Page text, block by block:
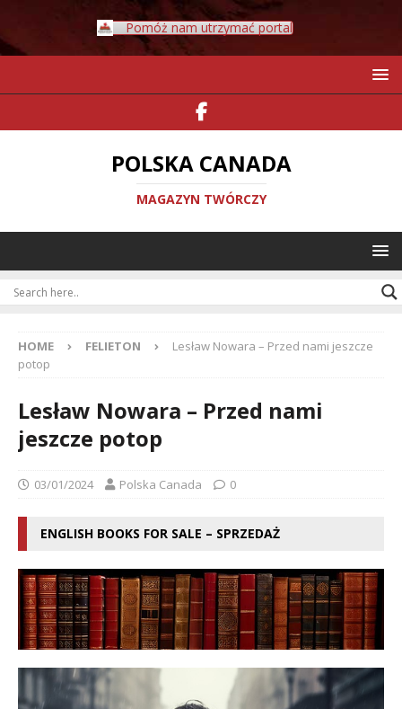
Pomóż nam utrzymać portal
POLSKA CANADA
MAGAZYN TWÓRCZY
HOME FELIETON
Lesław Nowara – Przed nami jeszcze
potop
Lesław Nowara – Przed nami
jeszcze potop
03/01/2024 Polska Canada 0
ENGLISH BOOKS FOR SALE – SPRZEDAŻ